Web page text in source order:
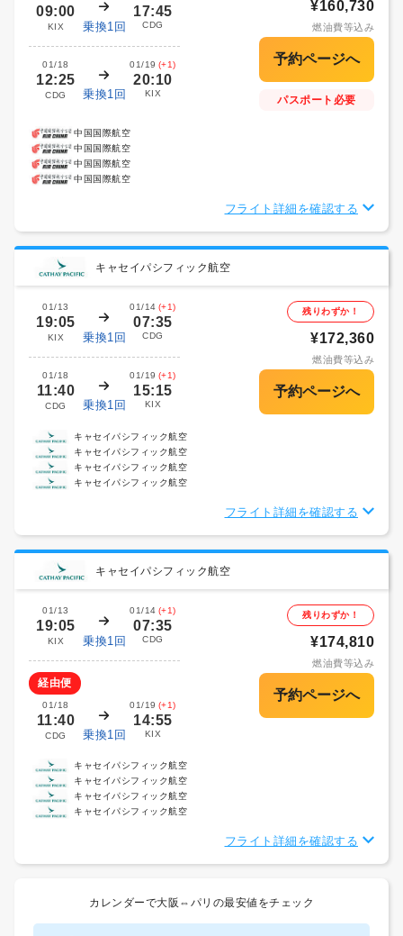
09:00
KIX 乗換1回
17:45
CDG
01/18
12:25
CDG 乗換1回
01/19 (+1)
20:10
KIX
¥160,730
燃油費等込み
パスポート必要
中国国際航空
中国国際航空
中国国際航空
中国国際航空
フライト詳細を確認する
キャセイパシフィック航空
01/13
19:05
KIX 乗換1回
01/14 (+1)
07:35
CDG
01/18
11:40
CDG 乗換1回
01/19 (+1)
15:15
KIX
残りわずか！
¥172,360
燃油費等込み
キャセイパシフィック航空
キャセイパシフィック航空
キャセイパシフィック航空
キャセイパシフィック航空
フライト詳細を確認する
キャセイパシフィック航空
01/13
19:05
KIX 乗換1回
01/14 (+1)
07:35
CDG
経由便
01/18
11:40
CDG 乗換1回
01/19 (+1)
14:55
KIX
残りわずか！
¥174,810
燃油費等込み
キャセイパシフィック航空
キャセイパシフィック航空
キャセイパシフィック航空
キャセイパシフィック航空
フライト詳細を確認する
カレンダーで大阪⇔パリの最安値をチェック